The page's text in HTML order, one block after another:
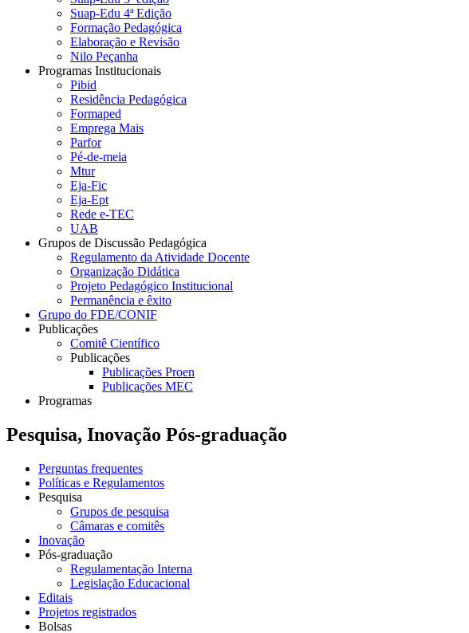
Suap-Edu 4ª Edição
Formação Pedagógica
Elaboração e Revisão
Nilo Peçanha
Programas Institucionais
Pibid
Residência Pedagógica
Formaped
Emprega Mais
Parfor
Pé-de-meia
Mtur
Eja-Fic
Eja-Ept
Rede e-TEC
UAB
Grupos de Discussão Pedagógica
Regulamento da Atividade Docente
Organização Didática
Projeto Pedagógico Institucional
Permanência e êxito
Grupo do FDE/CONIF
Publicações
Comitê Científico
Publicações
Publicações Proen
Publicações MEC
Programas
Pesquisa, Inovação Pós-graduação
Perguntas frequentes
Políticas e Regulamentos
Pesquisa
Grupos de pesquisa
Câmaras e comitês
Inovação
Pós-graduação
Regulamentação Interna
Legislação Educacional
Editais
Projetos registrados
Bolsas